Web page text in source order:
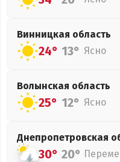
Винницкая область
24° 13° Ясно
Волынская область
25° 12° Ясно
Днепропетровская
30° 20°